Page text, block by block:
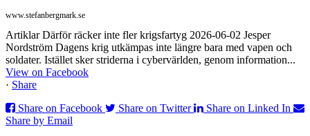
www.stefanbergmark.se
Artiklar Därför räcker inte fler krigsfartyg 2026-06-02 Jesper
Nordström Dagens krig utkämpas inte längre bara med vapen och
soldater. Istället sker striderna i cybervärlden, genom information...
View on Facebook
· Share
Share on Facebook
Share on Twitter
Share on Linked In
Share by Email